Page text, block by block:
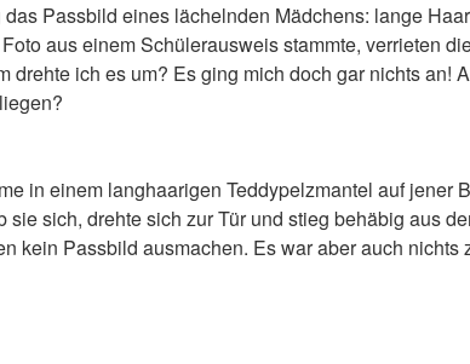
Passbild eines lächelnden Mädchens: lange
aus einem Schülerausweis stammte, verrieten
drehte ich es um? Es ging mich doch gar nichts an!
in einem langhaarigen Teddypelzmantel auf jener
sich, drehte sich zur Tür und stieg behäbig aus
kein Passbild ausmachen. Es war aber auch nichts